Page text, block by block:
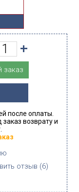
заказ
после оплаты.
возврату и
отзыв (6)